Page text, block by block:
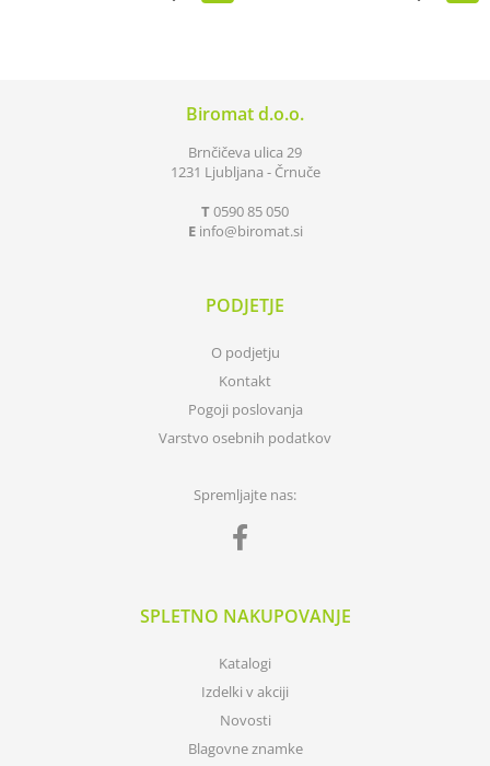
Biromat d.o.o.
Brnčičeva ulica 29
1231 Ljubljana - Črnuče
T0590 85 050
E info biromat.si
PODJETJE
O podjetju
Kontakt
Pogoji poslovanja
Varstvo osebnih podatkov
Spremljajte nas:
SPLETNO NAKUPOVANJE
Katalogi
Izdelki v akciji
Novosti
Blagovne znamke